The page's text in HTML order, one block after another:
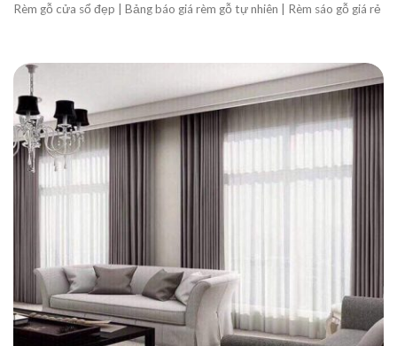
Rèm gỗ cửa sổ đẹp | Bảng báo giá rèm gỗ tự nhiên | Rèm sáo gỗ giá rẻ